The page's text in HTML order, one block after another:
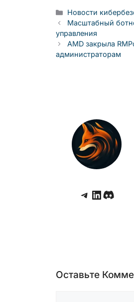
Рубрики
Новости
Масштабный
управления
AMD закрыла
администраторам
Telegram
LinkedIn
Оставьте